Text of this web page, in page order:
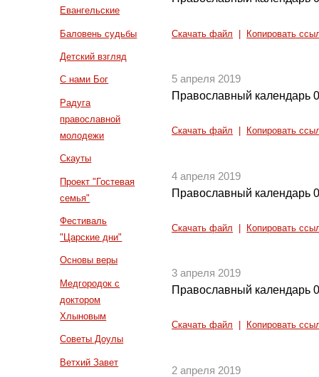
Евангельские
Баловень судьбы
Детский взгляд
С нами Бог
Радуга
православной
молодежи
Скауты
Проект "Гостевая
семья"
Фестиваль
"Царские дни"
Основы веры
Медгородок с
доктором
Хлыновым
Советы Доулы
Ветхий Завет
Скачать файл Копировать
5 апреля 2019
Православный календарь
Скачать файл Копировать
4 апреля 2019
Православный календарь
Скачать файл Копировать
3 апреля 2019
Православный календарь
Скачать файл Копировать
2 апреля 2019